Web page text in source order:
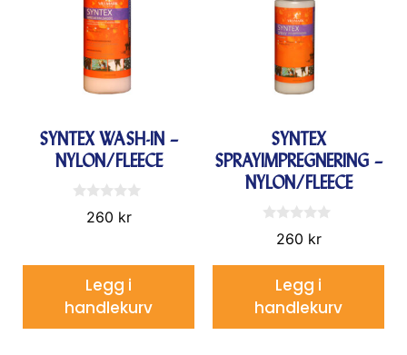
SYNTEX WASH-IN –
NYLON/FLEECE
260 kr
Legg i
handlekurv
SYNTEX
SPRAYIMPREGNERING –
NYLON/FLEECE
5
260 kr
Legg i
handlekurv